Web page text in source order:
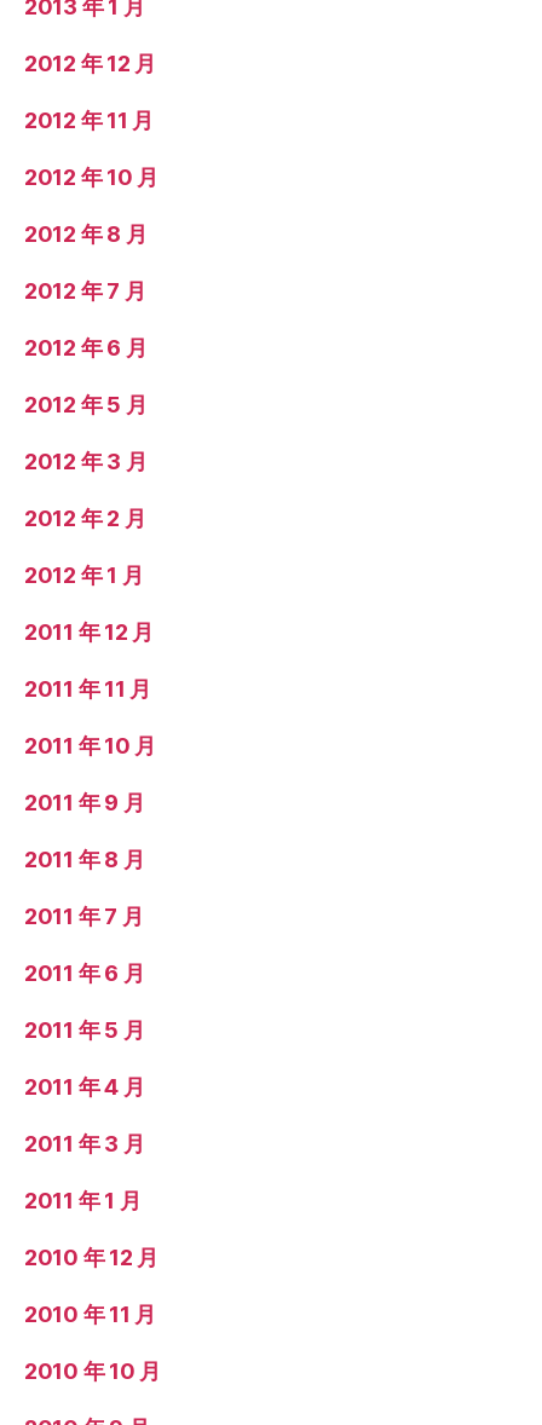
2013 年 1 月
2012 年 12 月
2012 年 11 月
2012 年 10 月
2012 年 8 月
2012 年 7 月
2012 年 6 月
2012 年 5 月
2012 年 3 月
2012 年 2 月
2012 年 1 月
2011 年 12 月
2011 年 11 月
2011 年 10 月
2011 年 9 月
2011 年 8 月
2011 年 7 月
2011 年 6 月
2011 年 5 月
2011 年 4 月
2011 年 3 月
2011 年 1 月
2010 年 12 月
2010 年 11 月
2010 年 10 月